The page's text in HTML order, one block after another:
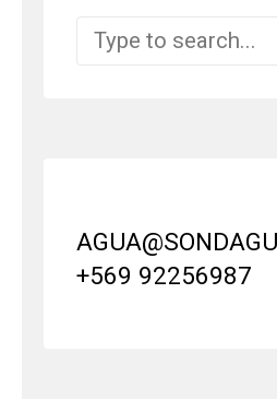
+569 92256987